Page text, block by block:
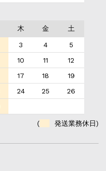
木 金 土
3 4
5
10 11
12
17 18
19
24 25
26
( 発送業務休日)